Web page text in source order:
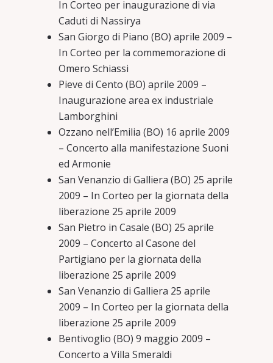
In Corteo per inaugurazione di via
Caduti di Nassirya
San Giorgo di Piano (BO) aprile 2009 –
In Corteo per la commemorazione di
Omero Schiassi
Pieve di Cento (BO) aprile 2009 –
Inaugurazione area ex industriale
Lamborghini
Ozzano nell’Emilia (BO) 16 aprile 2009
– Concerto alla manifestazione Suoni
ed Armonie
San Venanzio di Galliera (BO) 25 aprile
2009 – In Corteo per la giornata della
liberazione 25 aprile 2009
San Pietro in Casale (BO) 25 aprile
2009 – Concerto al Casone del
Partigiano per la giornata della
liberazione 25 aprile 2009
San Venanzio di Galliera 25 aprile
2009 – In Corteo per la giornata della
liberazione 25 aprile 2009
Bentivoglio (BO) 9 maggio 2009 –
Concerto a Villa Smeraldi